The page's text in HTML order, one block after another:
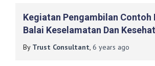
Kegiatan Pengambilan Contoh
Balai Keselamatan Dan
(K3) DIY
By Trust Consultant, 6 years ago